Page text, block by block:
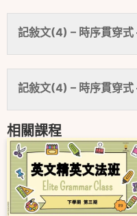
記敍文(4) – 時序貫穿式
記敍文(4) – 時序貫穿式
相關課程